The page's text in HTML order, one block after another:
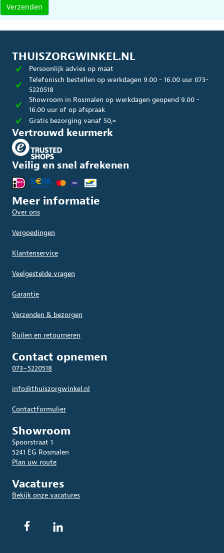
THUISZORGWINKEL.NL
Persoonlijk advies op maat
Telefonisch bestellen op werkdagen 9.00 - 16.00 uur 073-
5220518
Showroom in Rosmalen op werkdagen geopend 9.00 -
16.00 uur of op afspraak
Gratis bezorging vanaf 50,=
Vertrouwd keurmerk
Veilig en snel afrekenen
Meer informatie
Over ons
Vergoedingen
Klantenservice
Veelgestelde vragen
Garantie
Verzenden & bezorgen
Ruilen en retourneren
Contact opnemen
073–5220518
info@thuiszorgwinkel.nl
Contactformulier
Showroom
Spoorstraat 1
5241 EG Rosmalen
Plan uw route
Vacatures
Bekijk onze vacatures